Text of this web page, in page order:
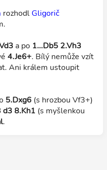
rozhodl Gligorič
a po 1...Db5 2.Vh3
4.Je6+. Bílý nemůže vzít
Ani králem ustoupit
5.Dxg6 (s hrozbou Vf3+)
d3 8.Kh1 (s myšlenkou
.